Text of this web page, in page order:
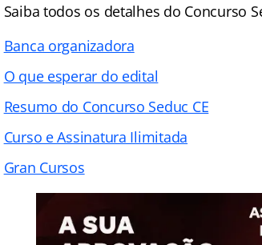
Saiba todos os detalhes do Concurso
Banca organizadora
O que esperar do edital
Resumo do Concurso Seduc CE
Curso e Assinatura Ilimitada
Gran Cursos